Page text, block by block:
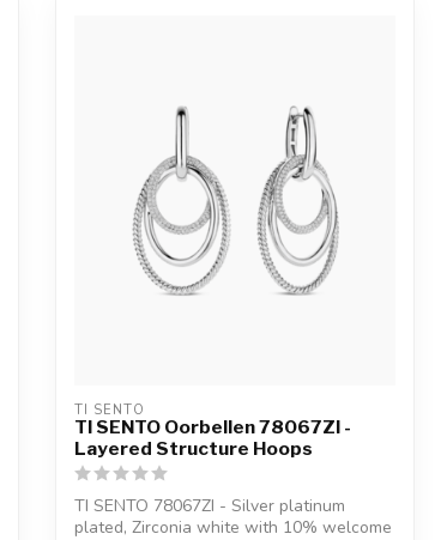
TI SENTO
TI SENTO Oorbellen 78067ZI -
Layered Structure Hoops
TI SENTO 78067ZI - Silver platinum
plated, Zirconia white with 10% welcome